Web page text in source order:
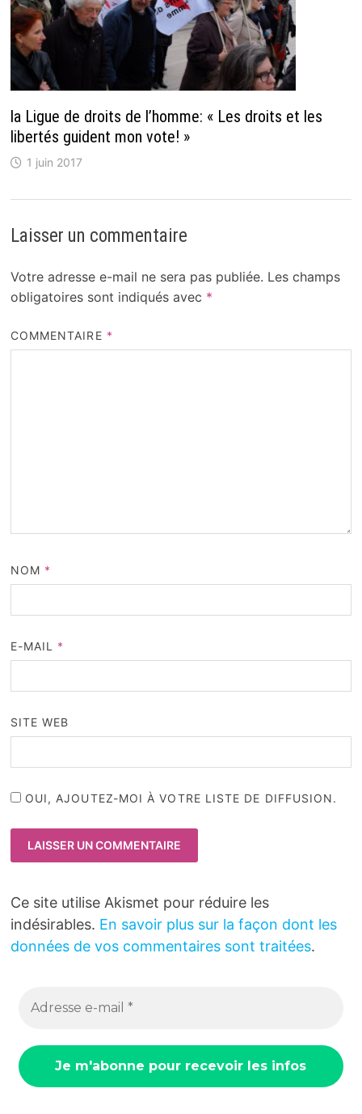
la Ligue de droits de l’homme: « Les droits et les
libertés guident mon vote! »
1 juin 2017
Laisser un commentaire
Votre adresse e-mail ne sera pas publiée. Les champs
obligatoires sont indiqués avec *
COMMENTAIRE *
NOM *
E-MAIL *
SITE WEB
OUI, AJOUTEZ-MOI À VOTRE LISTE DE DIFFUSION.
Ce site utilise Akismet pour réduire les
indésirables. En savoir plus sur la façon dont les
données de vos commentaires sont traitées.